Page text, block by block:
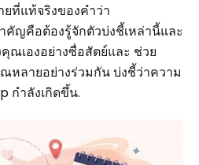
ที่แท้จริงของคำว่า
คัญคือต้องรู้จักตัวบ่งชี้เหล่านี้และ
ณเองอย่างซื่อสัตย์และ ช่วย
ลายอย่างร่วมกัน บ่งชี้ว่าความ
กำลังเกิดขึ้น.